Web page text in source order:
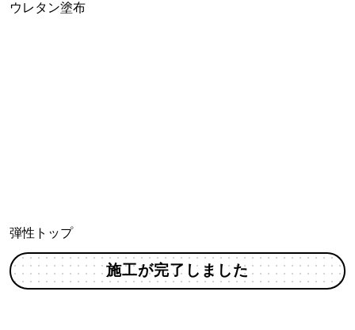
ウレタン塗布
弾性トップ
施工が完了しました